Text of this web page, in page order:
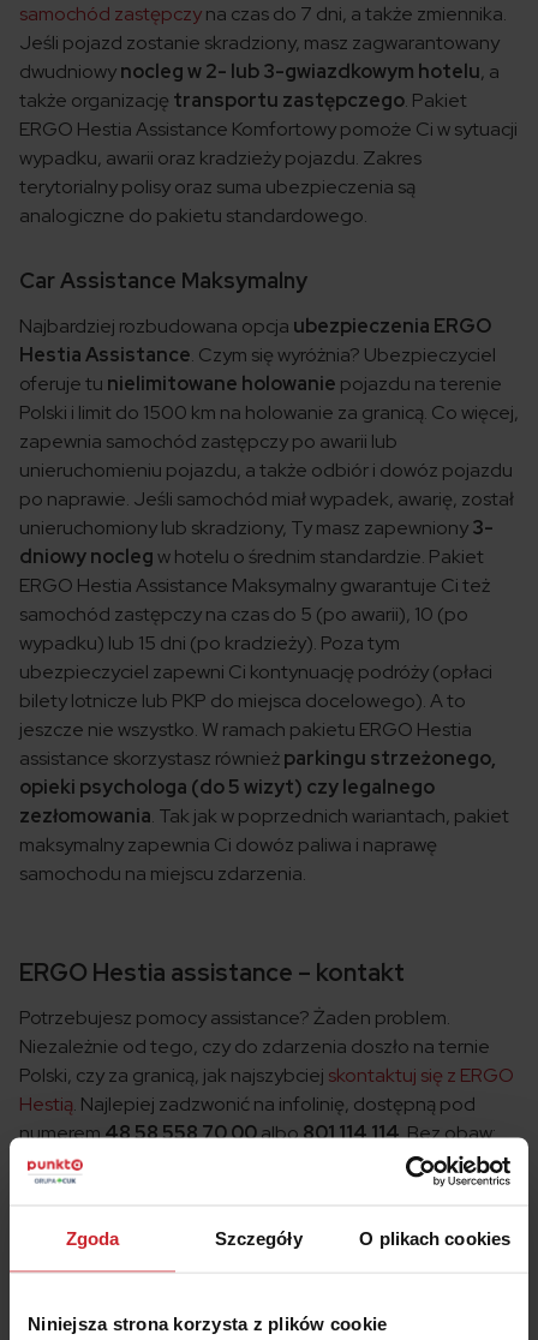
Zgoda Szczegóły O plikach cookies
Niniejsza strona korzysta z plików cookie
samochód zastępczyna czas do 7 dni, a także zmiennika.
Jeśli pojazd zostanie skradziony, masz zagwarantowany
dwudniowynocleg w 2- lub 3-gwiazdkowym hotelu, a
także organizację transportu zastępczego. Pakiet
ERGO Hestia Assistance Komfortowy pomoże Ci w sytuacji
wypadku, awarii oraz kradzieży pojazdu. Zakres
terytorialny polisy oraz suma ubezpieczenia są
analogiczne do pakietu standardowego.
Car Assistance Maksymalny
Najbardziej rozbudowana opcja ubezpieczenia ERGO
Hestia Assistance. Czym się wyróżnia? Ubezpieczyciel
oferuje tu nielimitowane holowanie pojazdu na terenie
Polski i limit do 1500 km na holowanie za granicą. Co więcej,
zapewnia samochód zastępczy po awarii lub
unieruchomieniu pojazdu, a także odbiór i dowóz pojazdu
po naprawie. Jeśli samochód miał wypadek, awarię, został
unieruchomiony lub skradziony, Ty masz zapewniony3-
dniowy noclegw hotelu o średnim standardzie. Pakiet
ERGO Hestia Assistance Maksymalny gwarantuje Ci też
samochód zastępczy na czas do 5 (po awarii), 10 (po
wypadku) lub 15 dni (po kradzieży). Poza tym
ubezpieczyciel zapewni Ci kontynuację podróży (opłaci
bilety lotnicze lub PKP do miejsca docelowego). A to
jeszcze nie wszystko. W ramach pakietu ERGO Hestia
assistance skorzystasz równieżparkingu strzeżonego,
opieki psychologa (do 5 wizyt) czy legalnego
zezłomowania. Tak jak w poprzednich wariantach, pakiet
maksymalny zapewnia Ci dowóz paliwa i naprawę
samochodu na miejscu zdarzenia.
ERGO Hestia assistance – kontakt
Potrzebujesz pomocy assistance? Żaden problem.
Niezależnie od tego, czy do zdarzenia doszło na ternie
Polski, czy za granicą, jak najszybciej skontaktuj się z ERGO
Hestią. Najlepiej zadzwonić na infolinię, dostępną pod
numerem48 58 558 70 00albo801 114 114. Bez obaw:
infolinia assistance ERGO Hestii działa 24 godziny na
dobę!